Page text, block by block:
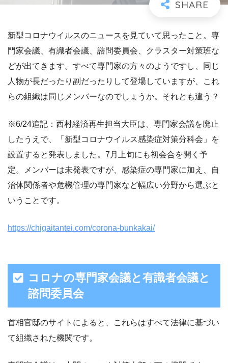
新型コロナウイルスのニュースを見ていて思ったこと。専
門家会議、有識者会議、諮問委員会、クラスター対策班な
どが出てきます。すべて専門家の方々のようですし、同じ
人物が長だったり副だったりして登場していますが、これ
らの組織は同じメンバーなのでしょうか。それとも違う？
※6/24追記：西村経済再生担当大臣は、専門家会議を廃止
したうえで、「新型コロナウイルス感染症対策分科会」を
設置すると発表しました。7月上旬にも初会合を開く予
定。メンバーは未発表ですが、感染症の専門家に加え、自
治体関係者や危機管理の専門家など幅広い分野から選ぶと
いうことです。
https://chigaitantei.com/corona-bunkakai/
コロナの専門家会議と有識者会議と
諮問委員会
首相官邸のサイトによると、これらはすべて法律に基づい
て組織された機関です。